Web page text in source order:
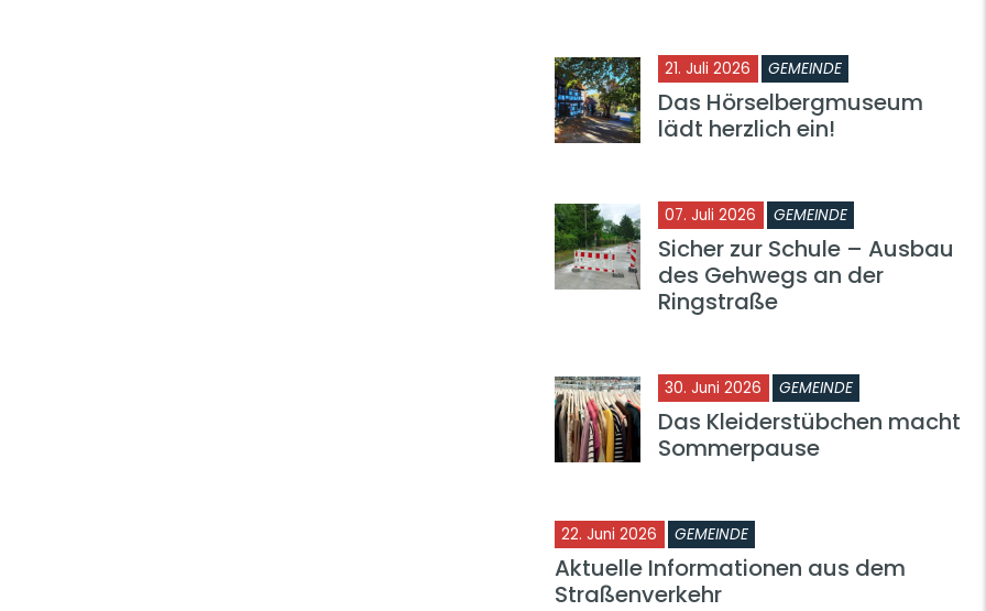
21. Juli 2026 GEMEINDE
Das Hörselbergmuseum
lädt herzlich ein!
07. Juli 2026 GEMEINDE
Sicher zur Schule – Ausbau
des Gehwegs an der
Ringstraße
30. Juni 2026 GEMEINDE
Das Kleiderstübchen macht
Sommerpause
22. Juni 2026 GEMEINDE
Aktuelle Informationen aus dem
Straßenverkehr